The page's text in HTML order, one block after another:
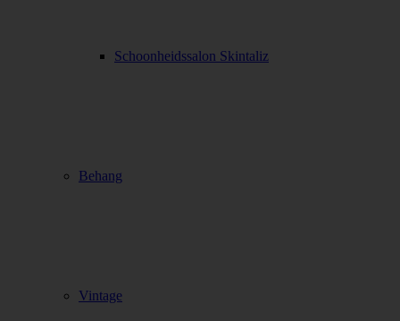
Schoonheidssalon Skintaliz
Behang
Vintage